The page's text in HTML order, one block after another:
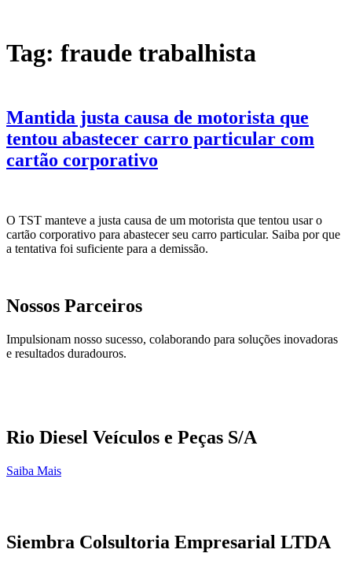
Tag: fraude trabalhista
Mantida justa causa de motorista que
tentou abastecer carro particular com
cartão corporativo
O TST manteve a justa causa de um motorista que tentou usar o
cartão corporativo para abastecer seu carro particular. Saiba por que
a tentativa foi suficiente para a demissão.
Nossos Parceiros
Impulsionam nosso sucesso, colaborando para soluções inovadoras
e resultados duradouros.
Rio Diesel Veículos e Peças S/A
Saiba Mais
Siembra Colsultoria Empresarial LTDA